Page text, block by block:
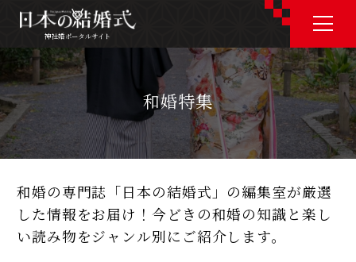
神社婚ポータルサイト
J P E N
神社婚会場を探す
神社婚ポータルサイト
和婚特集
和婚の専門誌「日本の結婚式」の編集室が厳選
した情報をお届け！今どきの和婚の知識と楽し
い読み物をジャンル別にご紹介します。